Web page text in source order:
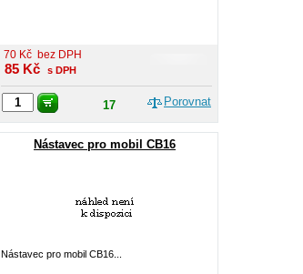
70 Kč bez DPH
85 Kč s DPH
Porovnat
17
Nástavec pro mobil CB16
Nástavec pro mobil CB16...